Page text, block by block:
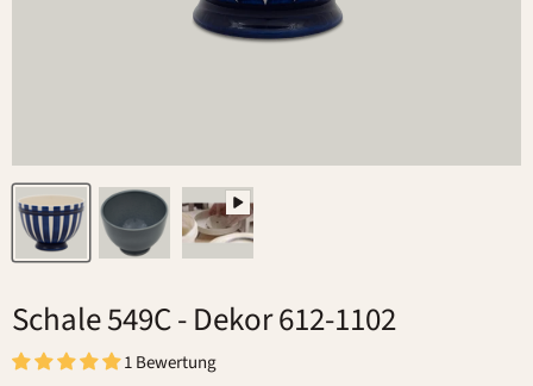
Schale 549C- Dekor 612-1102
1 Bewertung